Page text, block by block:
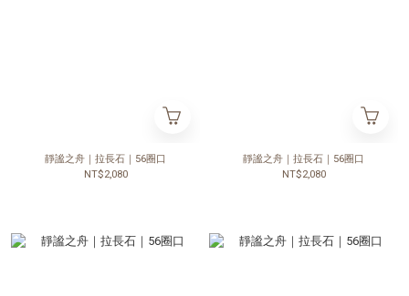
靜謐之舟｜拉長石｜56圈口
NT$2,080
靜謐之舟｜拉長石｜56圈口
NT$2,080